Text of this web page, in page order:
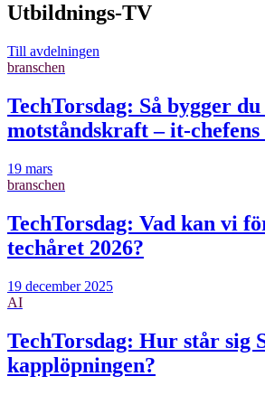
Utbildnings-TV
Till avdelningen
branschen
TechTorsdag: Så bygger
motståndskraft – it-
19 mars
branschen
TechTorsdag: Vad kan vi
techåret 2026?
19 december 2025
AI
TechTorsdag: Hur står sig
kapplöpningen?